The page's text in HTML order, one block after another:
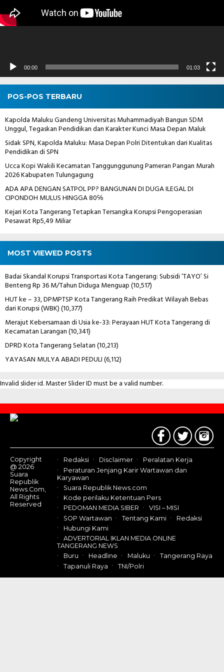
00:00 01:03
POS-POS TERBARU
Kapolda Maluku Gandeng Universitas Muhammadiyah Bangun SDM
Unggul, Tegaskan Pendidikan dan Karakter Kunci Masa Depan Maluk
Sidak SPN, Kapolda Maluku: Masa Depan Polri Ditentukan dari Kualitas
Pendidikan di SPN
Ucca Kopi Wakili Kecamatan Tanggunggunung Pameran Pangan Murah
2026 Kabupaten Tulungagung
ADA APA DENGAN SATPOL PP? BANGUNAN DI DUGA ILEGAL DI
CIPONDOH MULUS HINGGA 80℅
Kejari Kota Tangerang Tetapkan Tersangka Korupsi Pengoperasian
Pesawat Rp5,49 Miliar
MOST VIEWED POSTS
Badai Skandal Korupsi Transportasi Kota Tangerang: Subsidi ‘TAYO’ Si
Benteng Rp 36 M/Tahun Diduga Menguap(10,517)
HUT ke – 33, DPMPTSP Kota Tangerang Raih Predikat Wilayah Bebas
dari Korupsi (WBK)(10,377)
Merajut Kebersamaan di Usia ke-33: Perayaan HUT Kota Tangerang di
Kecamatan Larangan(10,341)
DPRD Kota Tangerang Selatan(10,213)
YAYASAN MULYA ABADI PEDULI(6,112)
Invalid slider id. Master Slider ID must be a valid number.
Contact
Us
Copyright
@ 2026
Suara
Republik
News.Com,
All Rights
Reserved
Redaksi Disclaimer
Peralatan Kerja
Peraturan Jenjang Karir Wartawan dan
Karyawan
Suara Republik News.com
Kode perilaku Ketentuan Pers
PEDOMAN MEDIA SIBER
VISI – MISI
SOP Wartawan
Tentang Kami
Redaksi
Hubungi Kami
ADVERTORIAL IKLAN MEDIA ONLINE
TANGERANG NEWS
Buru
Headline Maluku
Tangerang Raya
Tapanuli Raya
TNI/Polri